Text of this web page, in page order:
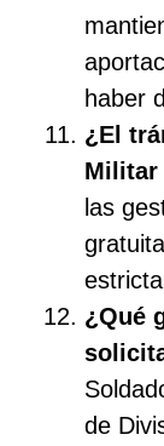
haber
¿El
Militar
las
¿Qué
de